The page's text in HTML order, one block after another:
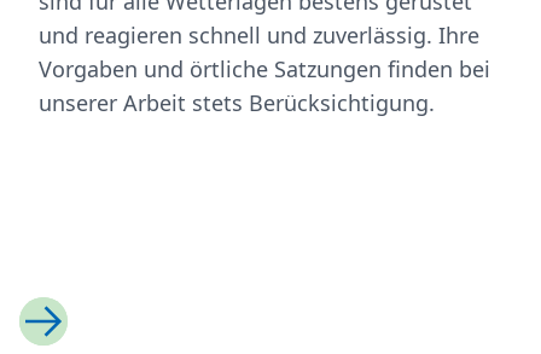
und reagieren schnell und zuverlässig. Ihre
Vorgaben und örtliche Satzungen finden bei
unserer Arbeit stets Berücksichtigung.
Previous
Next